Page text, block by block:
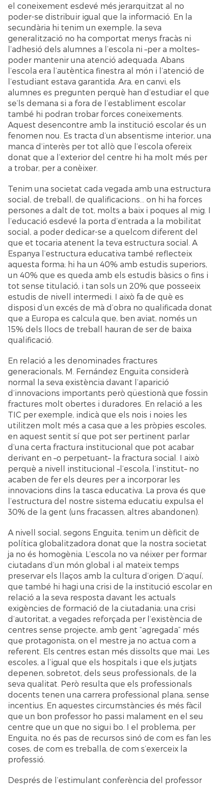
el coneixement esdevé més jerarquitzat al no
poder-se distribuir igual que la informació. En la
secundària hi tenim un exemple, la seva
generalització no ha comportat menys fracàs ni
l’adhesió dels alumnes a l’escola ni –per a moltes–
poder mantenir una atenció adequada. Abans
l’escola era l’autèntica finestra al món i l’atenció de
l’estudiant estava garantida. Ara, en canvi, els
alumnes es pregunten perquè han d’estudiar el que
se’ls demana si a fora de l’establiment escolar
també hi podran trobar forces coneixements.
Aquest desencontre amb la institució escolar és un
fenomen nou. Es tracta d’un absentisme interior, una
manca d’interès per tot allò que l’escola ofereix
donat que a l’exterior del centre hi ha molt més per
a trobar, per a conèixer.
Tenim una societat cada vegada amb una estructura
social, de treball, de qualificacions... on hi ha forces
persones a dalt de tot, molts a baix i poques al mig. I
l’educació esdevé la porta d’entrada a la mobilitat
social, a poder dedicar-se a quelcom diferent del
que et tocaria atenent la teva estructura social. A
Espanya l’estructura educativa també reflecteix
aquesta forma; hi ha un 40% amb estudis superiors,
un 40% que es queda amb els estudis bàsics o fins i
tot sense titulació, i tan sols un 20% que posseeix
estudis de nivell intermedi. I això fa de què es
disposi d’un excés de mà d’obra no qualificada donat
que a Europa es calcula que, ben aviat, només un
15% dels llocs de treball hauran de ser de baixa
qualificació.
En relació a les denominades fractures
generacionals, M. Fernández Enguita considerà
normal la seva existència davant l’aparició
d’innovacions importants però qüestionà que fossin
fractures molt obertes i duradores. En relació a les
TIC per exemple, indicà que els nois i noies les
utilitzen molt més a casa que a les pròpies escoles,
en aquest sentit sí que pot ser pertinent parlar
d’una certa fractura institucional que pot acabar
derivant en –o perpetuant– la fractura social. I això
perquè a nivell institucional –l’escola, l’institut– no
acaben de fer els deures per a incorporar les
innovacions dins la tasca educativa. La prova és que
l’estructura del nostre sistema educatiu expulsa el
30% de la gent (uns fracassen, altres abandonen).
A nivell social, segons Enguita, tenim un dèficit de
política globalitzadora donat que la nostra societat
ja no és homogènia. L’escola no va néixer per formar
ciutadans d’un món global i al mateix temps
preservar els llaços amb la cultura d’origen. D’aquí,
que també hi hagi una crisi de la institució escolar en
relació a la seva resposta davant les actuals
exigències de formació de la ciutadania; una crisi
d’autoritat, a vegades reforçada per l’existència de
centres sense projecte, amb gent “agregada” més
que protagonista, on el mestre ja no actua com a
referent. Els centres estan més dissolts que mai. Les
escoles, a l’igual que els hospitals i que els jutjats
depenen, sobretot, dels seus professionals, de la
seva qualitat. Però resulta que els professionals
docents tenen una carrera professional plana, sense
incentius. En aquestes circumstàncies és més fàcil
que un bon professor ho passi malament en el seu
centre que un que no sigui bo. I el problema, per
Enguita, no és pas de recursos sinó de com es fan les
coses, de com es treballa, de com s’exerceix la
professió.
Després de l’estimulant conferència del professor